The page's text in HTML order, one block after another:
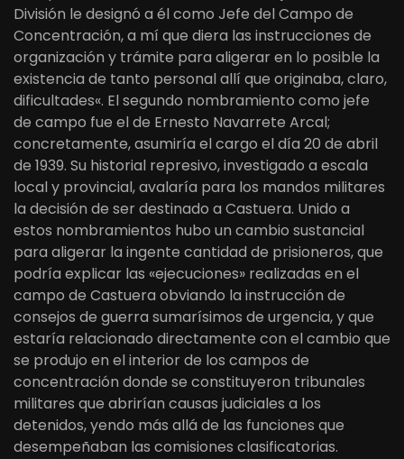
División le designó a él como Jefe del Campo de
Concentración, a mí que diera las instrucciones de
organización y trámite para aligerar en lo posible la
existencia de tanto personal allí que originaba, claro,
dificultades«. El segundo nombramiento como jefe
de campo fue el de Ernesto Navarrete Arcal;
concretamente, asumiría el cargo el día 20 de abril
de 1939. Su historial represivo, investigado a escala
local y provincial, avalaría para los mandos militares
la decisión de ser destinado a Castuera. Unido a
estos nombramientos hubo un cambio sustancial
para aligerar la ingente cantidad de prisioneros, que
podría explicar las «ejecuciones» realizadas en el
campo de Castuera obviando la instrucción de
consejos de guerra sumarísimos de urgencia, y que
estaría relacionado directamente con el cambio que
se produjo en el interior de los campos de
concentración donde se constituyeron tribunales
militares que abrirían causas judiciales a los
detenidos, yendo más allá de las funciones que
desempeñaban las comisiones clasificatorias.